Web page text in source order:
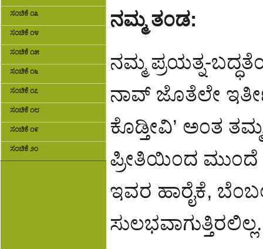
ಸಂಚಿಕೆ ೧೩
ಸಂಚಿಕೆ ೧೪
ಸಂಚಿಕೆ ೧೫
ಸಂಚಿಕೆ ೧೬
ಸಂಚಿಕೆ ೧೭
ಸಂಚಿಕೆ ೧೮
ಸಂಚಿಕೆ ೧೯
ಸಂಚಿಕೆ ೨೦
ನಮ್ಮ ತ೦ಡ:
ನಮ್ಮ ಪ್ರಯತ್ನ-
ನಾವ್ ಜೊತೆಲೇ
ಕೊಡ್ತೀವಿ’ ಅ೦ತ
ಪ್ರೀತಿಯಿ೦ದ ಮು೦ದೆ
ಇವರ ಹಾರೈಕೆ,